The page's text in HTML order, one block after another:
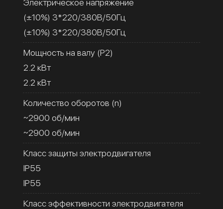
Электрическое напряжение
(±10%) 3*220/380В/50Гц
(±10%) 3*220/380В/50Гц
Мощность на валу (Р2)
2.2 кВт
2.2 кВт
Количество оборотов (n)
~2900 об/мин
~2900 об/мин
Класс защиты электродвигателя
IP55
IP55
Класс эффективности электродвигателя